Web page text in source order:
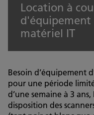
Location à
d'équipement
matériel IT
Besoin d’équipement
pour une période
d’une semaine à 3
disposition des